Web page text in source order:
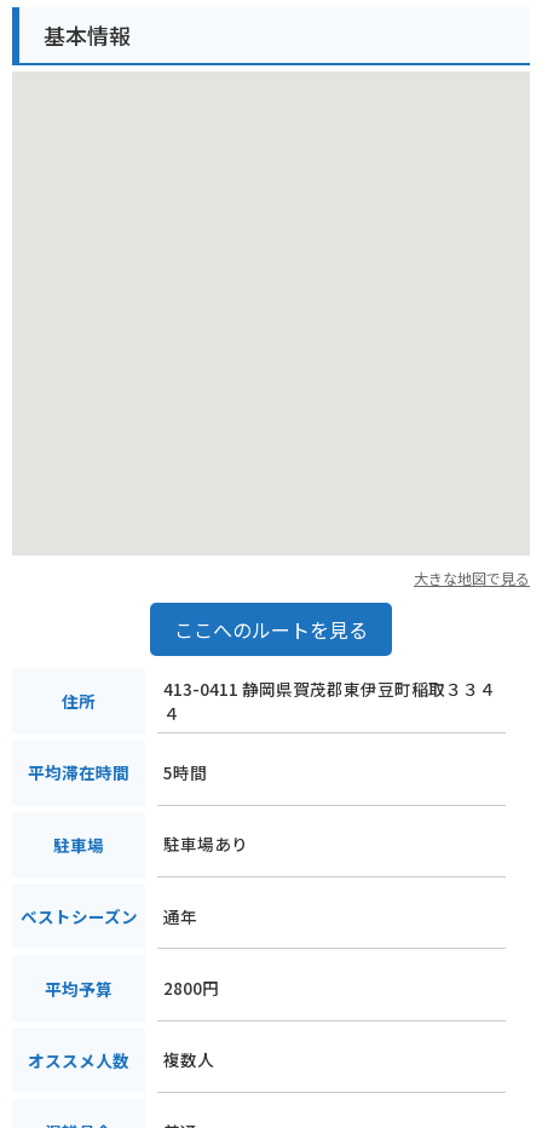
動物に触れ合えるアニマルゾーンも人気があります。
基本情報
大きな地図で見る
ここへのルートを見る
住所
413-0411 静岡県賀茂郡東伊豆町稲取３３４
４
平均滞在時間 5時間
駐車場 駐車場あり
ベストシーズン 通年
平均予算 2800円
オススメ人数 複数人